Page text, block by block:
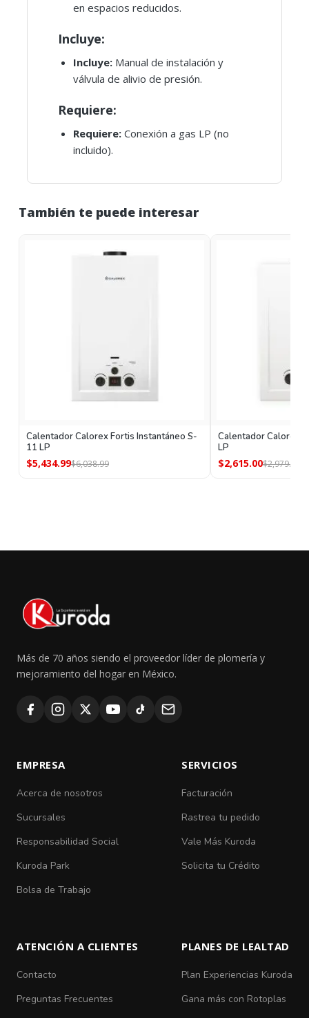
en espacios reducidos.
Incluye:
Incluye: Manual de instalación y
válvula de alivio de presión.
Requiere:
Requiere: Conexión a gas LP (no
incluido).
También te puede interesar
Calentador Calorex Fortis Instantáneo S-
11 LP
$5,434.99$6,038.99
Calentador Calorex
LP
$2,615.00$2,979.01
Más de 70 años siendo el proveedor líder de plomería y
mejoramiento del hogar en México.
EMPRESA
Acerca de nosotros
Sucursales
Responsabilidad Social
Kuroda Park
Bolsa de Trabajo
SERVICIOS
Facturación
Rastrea tu pedido
Vale Más Kuroda
Solicita tu Crédito
ATENCIÓN A CLIENTES
Contacto
Preguntas Frecuentes
PLANES DE LEALTAD
Plan Experiencias Kuroda
Gana más con Rotoplas